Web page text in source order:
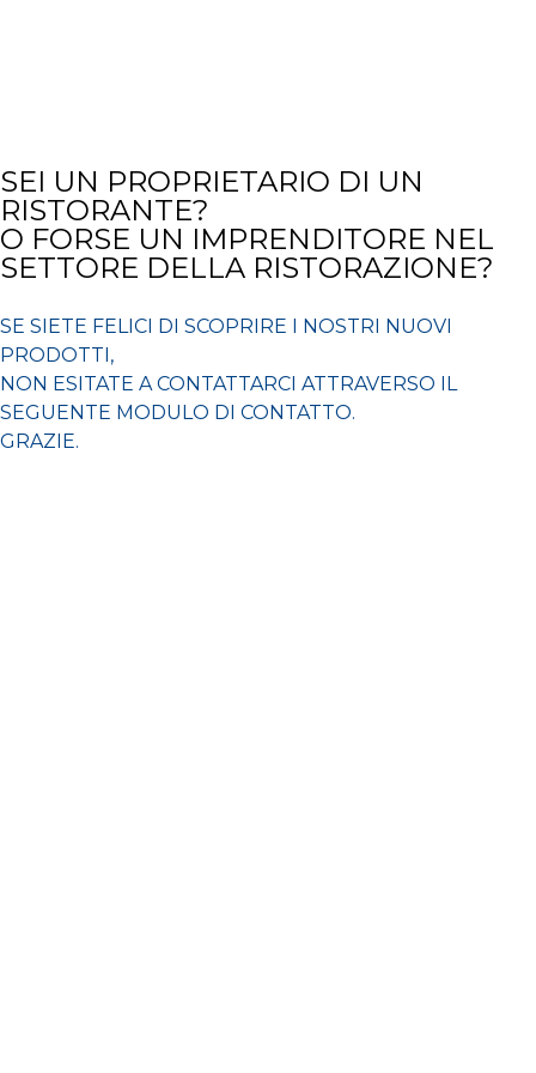
SEI UN PROPRIETARIO DI UN
RISTORANTE?
O FORSE UN IMPRENDITORE NEL
SETTORE DELLA RISTORAZIONE?
SE SIETE FELICI DI SCOPRIRE I NOSTRI NUOVI
PRODOTTI,
NON ESITATE A CONTATTARCI ATTRAVERSO IL
SEGUENTE MODULO DI CONTATTO.
GRAZIE.